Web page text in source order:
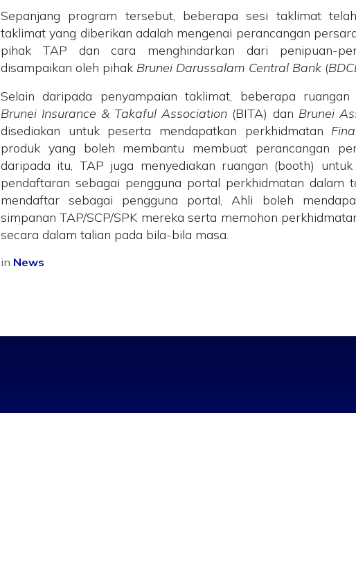
Sepanjang program tersebut, beberapa sesi taklimat
taklimat yang diberikan adalah mengenai perancangan
pihak TAP dan cara menghindarkan dari penipuan-
disampaikan oleh pihak Brunei Darussalam Central Bank (
Selain daripada penyampaian taklimat, beberapa ruangan
Brunei Insurance & Takaful Association (BITA) dan Brunei
disediakan untuk peserta mendapatkan perkhidmatan
produk yang boleh membantu membuat perancangan
daripada itu, TAP juga menyediakan ruangan (booth)
pendaftaran sebagai pengguna portal perkhidmatan dalam
mendaftar sebagai pengguna portal, Ahli boleh
simpanan TAP/SCP/SPK mereka serta memohon
secara dalam talian pada bila-bila masa.
in News